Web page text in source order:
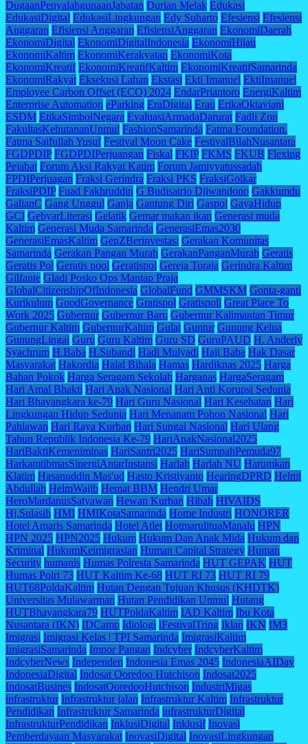
DugaanPenyalahgunaanJabatan Durian Melak Edukasi
EdukasiDigital EdukasiLingkungan Edy Suharto Efesiensi Efesiensi
Anggaran Efisiensi Anggaran EfisiensiAnggaran EkonomiDaerah
EkonomiDigital EkonomiDigitalIndonesia EkonomiHijau
EkonomiKaltim EkonomiKerakyatan EkonomiKota
EkonomiKreatif EkonomiKreatifKaltim EkonomiKreatifSamarinda
EkonomiRakyat Eksekusi Lahan Ekstasi Ekti Imanuel EktiImanuel
Employee Carbon Offset (ECO) 2024 EndarPriantoro EnergiKaltim
Enterprise Automation eParking EraDigital Erau ErikaOktaviani
ESDM EtikaSimbolNegara EvaluasiArmadaDarurat Fadli Zon
FakultasKehutananUnmul FashionSamarinda Fatma Foundation.
Fatma Saifullah Yusuf Festival Moon Cake FestivalBilahNusantara
FGDPDIP FGDPDIPerjuangan Fiskal FKIP FKMS FKUB Flexing
Pejabat Forum Aksi Rakyat Katim Forum Jamiyyatussadah
FPDIPerjuagan Fraksi Gerindra Fraksi PKS FraksiGolkar
FraksiPDIP Fuad Fakhruddin G Budisatrio Djiwandono Gakkumdu
GalianC Gang Unggul Ganja Gantung Diri Gaspol GayaHidup
GCI GebyarLiterasi Gelatik Gemar makan ikan Generasi muda
Kaltim Generasi Muda Samarinda GenerasiEmas2030
GenerasiEmasKaltim GenZBerinvestasi Gerakan Komunitas
Samarinda Gerakan Pangan Murah GerakanPanganMurah Geratis
Geratis Pol Geratis pool Geratispol Gereja Toraja Gerindra Kaltim
Gilfante Gladi Posko Ops Mantap Praja
GlobalCitizenshipOfIndonesia GlobalFund GMMSKM Gonta-ganti
Kurikulum GoodGovernance Gratispol Gratispoll Great Place To
Work 2025 Gubernur Gubernur Baru Gubernur Kalimantan Timur
Gubernur Kaltim GubernurKaltim Gulat Guntur Gunung Kelua
GunungLingai Guru Guru Kaltim Guru SD GuruPAUD H. Anderiy
Syachrum H.Baba H.Subandi Hadi Mulyadi Haji Baba Hak Dasar
Masyarakat Hakordia Halal Bihala Hamas Hardiknas 2025 Harga
Bahan Pokok Harga Seragam Sekolah Harganas HargaSeragam
Hari Amal Bhakti Hari Anak Nasional Hari Anti Korupsi Sedunia
Hari Bhayangkara ke-79 Hari Guru Nasional Hari Kesehatan Hari
Lingkungan Hidup Sedunia Hari Menanam Pohon Nasional Hari
Pahlawan Hari Raya Kurban Hari Sungai Nasional Hari Ulang
Tahun Republik Indonesia Ke-79 HariAnakNasional2025
HariBaktiKemenimipas HariSantri2025 HariSumpahPemuda97
HarkamtibmasSinergiAntarInstansi Harlah Harlah NU Harumkan
Klatim Hasanuddin Mas'ud Hasto Kristiyanto HearingDPRD Helmi
Abdullah HelmWajib Hemat BBM Hendri Umar
HeroMardanusSatyawan Hewan Kurban Hibah HIVAIDS
Hj.Sulasih HMI HMIKotaSamarinda Home Industri HONORER
Hotel Amaris Samarinda Hotel Atlet HotmarulituaManalu HPN
HPN 2025 HPN2025 Hukum Hukum Dan Anak Mida Hukum dan
Kriminal HukumKeimigrasian Human Capital Strategy Human
Security humanis Humas Polresta Samarinda HUT GEPAK HUT
Humas Polri 73 HUT Kaltim Ke-68 HUT RI 73 HUT RI 79
HUT68PoldaKaltim Hutan Dengan Tujuan Khusus (KHDTK)
Universitas Mulawarman Hutan Pendidikan Unmul Hutang
HUTBhayangkara79 HUTPoldaKaltim IAD Kaltim Ibu Kota
Nusantara (IKN) IDCamp Idiologi iFestivalTring Iklan IKN IM3
Imigrasi Imigrasi Kelas | TPI Samarinda ImigrasiKaltim
ImigrasiSamarinda Impor Pangan Indcyber IndcyberKaltim
IndcyberNews Independen Indonesia Emas 2045 IndonesiaAIDay
IndonesiaDigital Indosat Ooredoo Hutchison Indosat2025
IndosatBusines IndosatOoredooHutchison IndustriMigas
infrastruktur Infrastruktur jalan Infrastruktur Kaltim Infrastruktur
Pendidikan Infrastruktur Samarinda infrastrukturDigital
InfrastrukturPendidikan InklusiDigital Inklusif Inovasi
Pemberdayaan Masyarakat InovasiDigital InovasiLingkungan